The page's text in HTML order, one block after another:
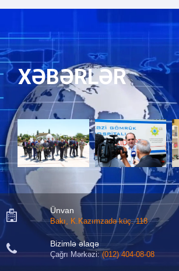
XƏBƏRLƏR
 Ünvan
Bakı, K.Kazımzadə küç. 118
 Bizimlə əlaqə
Çağrı Mərkəzi:(012) 404-08-08